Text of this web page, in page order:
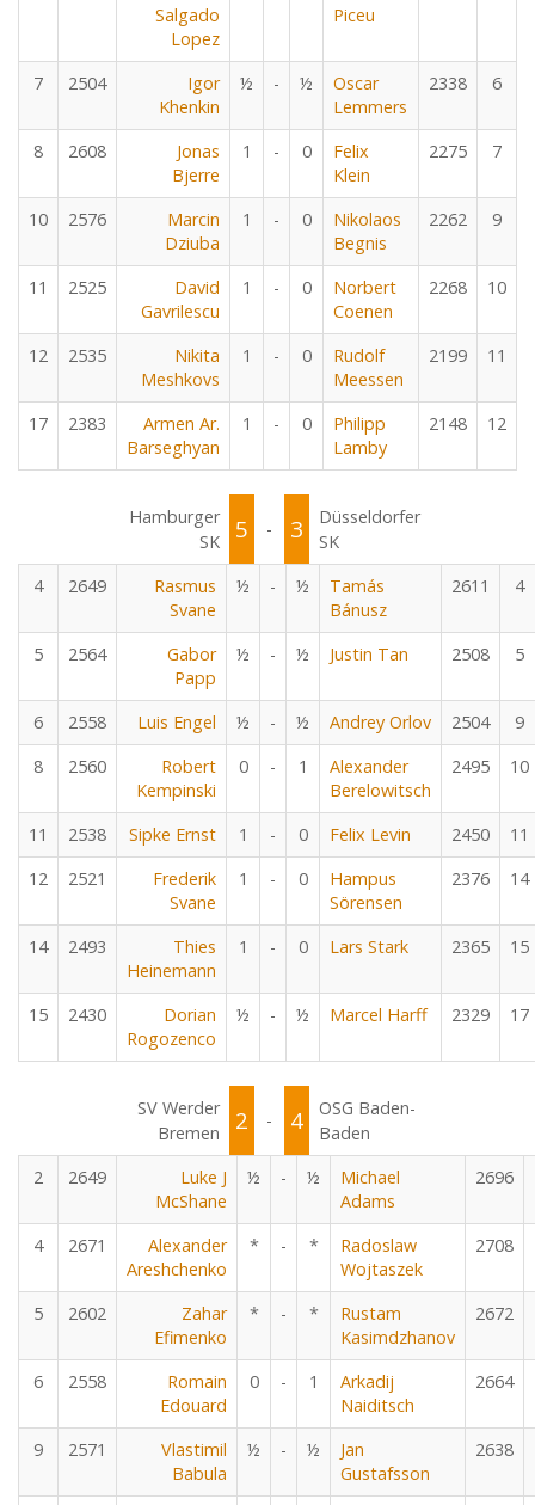
Salgado
Lopez
Piceu
7 2504
Igor
Khenkin
½ - ½
Oscar
Lemmers
2338 6
8 2608
Jonas
Bjerre
1 - 0
Felix
Klein
2275 7
10 2576
Marcin
Dziuba
1 - 0
Nikolaos
Begnis
2262 9
11 2525
David
Gavrilescu
1 - 0
Norbert
Coenen
2268 10
12 2535
Nikita
Meshkovs
1 - 0
Rudolf
Meessen
2199 11
17 2383
Armen Ar.
Barseghyan
1 - 0
Philipp
Lamby
2148 12
Hamburger
SK
5 - 3
Düsseldorfer
SK
4
2649
Rasmus
Svane
½ - ½
Tamás
Bánusz
2611 4
5 2564
Gabor
Papp
½ - ½ Justin Tan 2508 5
6 2558 Luis Engel ½ - ½ Andrey Orlov 2504
9
8
2560
Robert
Kempinski
0 - 1
Alexander
Berelowitsch
2495 10
11 2538 Sipke Ernst 1 - 0 Felix Levin 2450
11
12
2521
Frederik
Svane
1 - 0
Hampus
Sörensen
2376 14
14 2493
Thies
Heinemann
1 - 0 Lars Stark 2365 15
15 2430
Dorian
Rogozenco
½ - ½ Marcel Harff 2329 17
SV Werder
Bremen
2 - 4
OSG Baden-
Baden
2
2649
Luke J
McShane
½ - ½
Michael
Adams
2696
4 2671
Alexander
Areshchenko
* - *
Radoslaw
Wojtaszek
2708
5 2602
Zahar
Efimenko
* - *
Rustam
Kasimdzhanov
2672
6 2558
Romain
Edouard
0 - 1
Arkadij
Naiditsch
2664
9 2571
Vlastimil
Babula
½ - ½
Jan
Gustafsson
2638